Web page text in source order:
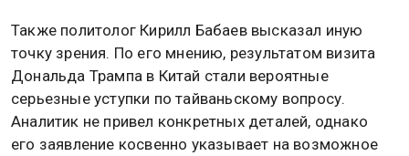
Также политолог Кирилл Бабаев высказал иную
точку зрения. По его мнению, результатом визита
Дональда Трампа в Китай стали вероятные
серьезные уступки по тайваньскому вопросу.
Аналитик не привел конкретных деталей, однако
его заявление косвенно указывает на возможное